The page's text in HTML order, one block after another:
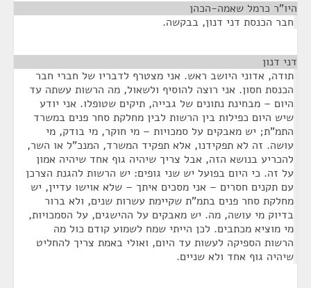
היו"ר כרמל שאמה-הכהן
חבר הכנסת דני דנון, בבקשה.
דני דנון
תודה, אדוני היושב ראש. אני מצטרף לדבריו של חברי חבר
הכנסת חסון. אני רוצה להוסיף ולשאול, מה הרשות עשתה עד
היום – מבחינת נתונים של גבייה, תיקים שטופלו. אני יודע
שיש היום כפילות בין הרשות לבין מחלקת סחר פנים במשרד
התמ"ת; יש מאבקים על סמכויות – מי חוקר, מי בודק, מי
עושה. זה לא תפקידנו, אלא תפקיד המשרד, המנכ"ל או השר,
להכריע בנושא הזה, אבל צריך שיהיה גוף אחד שיהיה אמון
על זה. כי היום בפועל יש שני גופים: יש הרשות להגנת הצרכן
עם תקנים חסרים – אני מסכים איתך – שלא אוישו עדיין, יש
מחלקת סחר פנים בתמ"ת שקיימת עשרות שנים, ולא ברור
בדיוק מי עושה, מה. יש מאבקים על ההישגים, על הסמכויות,
מי מוציא מכתבים. לכן הייתי שמח לשמוע קודם כול מה
הרשות הספיקה לעשות עד היום, ואולי באמת צריך להחליט
שיהיה גוף אחד ולא שניים.